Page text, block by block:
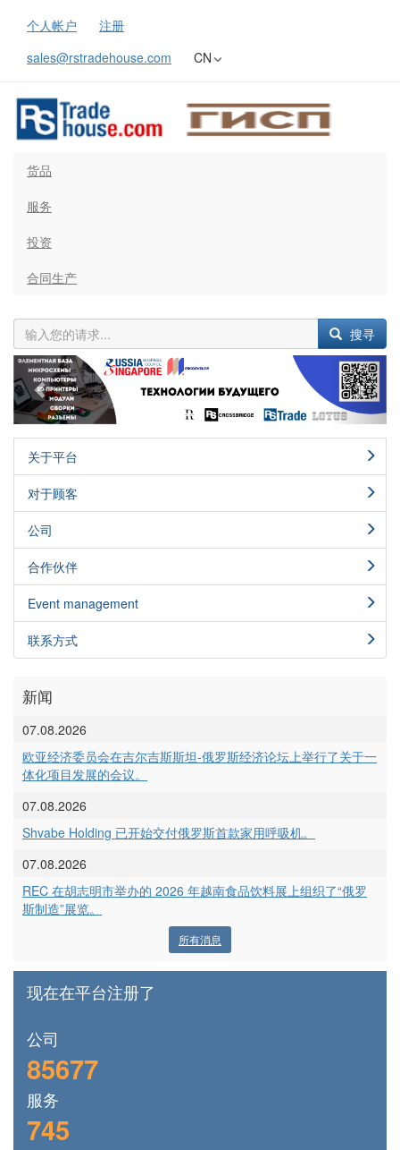
个人帐户
注册
sales@rstradehouse.com
CN
货品
服务
投资
合同生产
搜寻
Previous Next
关于平台
对于顾客
公司
合作伙伴
Event management
联系方式
新闻
07.08.2026
欧亚经济委员会在吉尔吉斯斯坦-俄罗斯经济论坛上举行了关于一
体化项目发展的会议。
07.08.2026
Shvabe Holding 已开始交付俄罗斯首款家用呼吸机。
07.08.2026
REC 在胡志明市举办的 2026 年越南食品饮料展上组织了“俄罗
斯制造”展览。
所有消息
现在在平台注册了
公司
85677
服务
745